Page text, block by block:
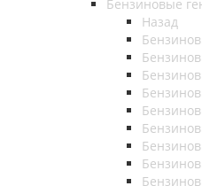
Бензиновые
Назад